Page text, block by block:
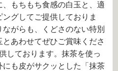
もちもち食感の白玉と、適
グしてご提供しておりま
がらも、くどさのない特別
あわせてぜひご賞味くださ
しております。抹茶を使っ
も皮がサクッとした「抹茶